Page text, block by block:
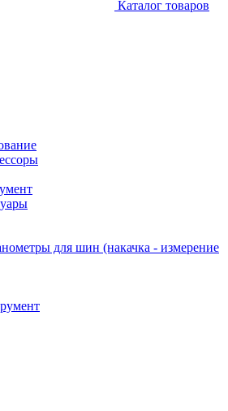
Каталог товаров
для шин (накачка - измерение